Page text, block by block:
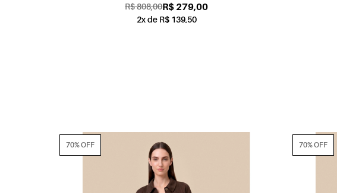
R$ 808,00R$ 279,00
2x de R$ 139,50
70% OFF 70% OFF